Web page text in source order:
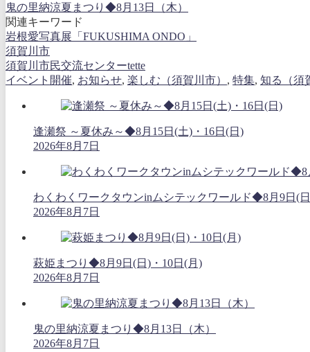
鬼の里納涼夏まつり◆8月13日（木）
関連キーワード
岩根愛写真展「FUKUSHIMA ONDO」
須賀川市
須賀川市民交流センターtette
イベント開催, お知らせ, 楽しむ（須賀川市） , 特集, 知る（須
逢瀬祭 ～夏休み～◆8月15日(土)・16日(日)
2026年8月7日
わくわくワークタウンinムシテックワールド◆8月9日(
2026年8月7日
萩姫まつり◆8月9日(日)・10日(月)
2026年8月7日
鬼の里納涼夏まつり◆8月13日（木）
2026年8月7日